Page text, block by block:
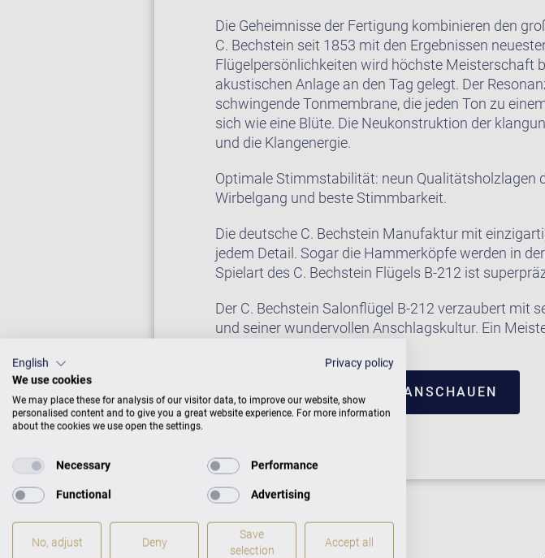
Die Geheimnisse der Fertigung kombinieren den
C. Bechstein seit 1853 mit den Ergebnissen
Flügelpersönlichkeiten wird höchste Meisterschaft
akustischen Anlage an den Tag gelegt. Der
schwingende Tonmembrane, die jeden Ton zu
sich wie eine Blüte. Die Neukonstruktion der
und die Klangenergie.
Optimale Stimmstabilität: neun Qualitätsholzlagen
Wirbelgang und beste Stimmbarkeit.
Die deutsche C. Bechstein Manufaktur mit
jedem Detail. Sogar die Hammerköpfe werden in
Spielart des C. Bechstein Flügels B-212 ist
Der C. Bechstein Salonflügel B-212 verzaubert mit
und seiner wundervollen Anschlagskultur. Ein
FLÜGEL IM CENTRUM ANSCHAUEN
English
Privacy policy
We use cookies
We may place these for analysis of our visitor data, to improve our website, show
personalised content and to give you a great website experience. For more information
about the cookies we use open the settings.
Necessary Performance
Functional Advertising
No, adjust Deny
Save
selection
Accept all